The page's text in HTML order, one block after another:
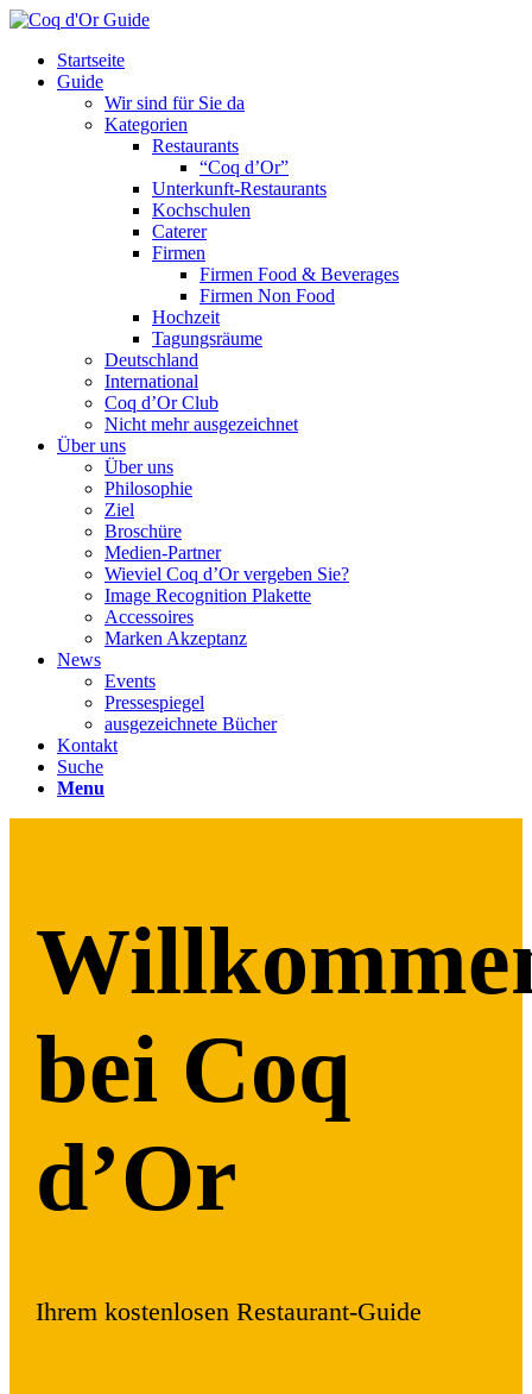
Startseite
Guide
Wir sind für Sie da
Kategorien
Restaurants
“Coq d’Or”
Unterkunft-Restaurants
Kochschulen
Caterer
Firmen
Firmen Food & Beverages
Firmen Non Food
Hochzeit
Tagungsräume
Deutschland
International
Coq d’Or Club
Nicht mehr ausgezeichnet
Über uns
Über uns
Philosophie
Ziel
Broschüre
Medien-Partner
Wieviel Coq d’Or vergeben Sie?
Image Recognition Plakette
Accessoires
Marken Akzeptanz
News
Events
Pressespiegel
ausgezeichnete Bücher
Kontakt
Suche
Menu
bei Coq
d’Or
Ihrem kostenlosen Restaurant-Guide